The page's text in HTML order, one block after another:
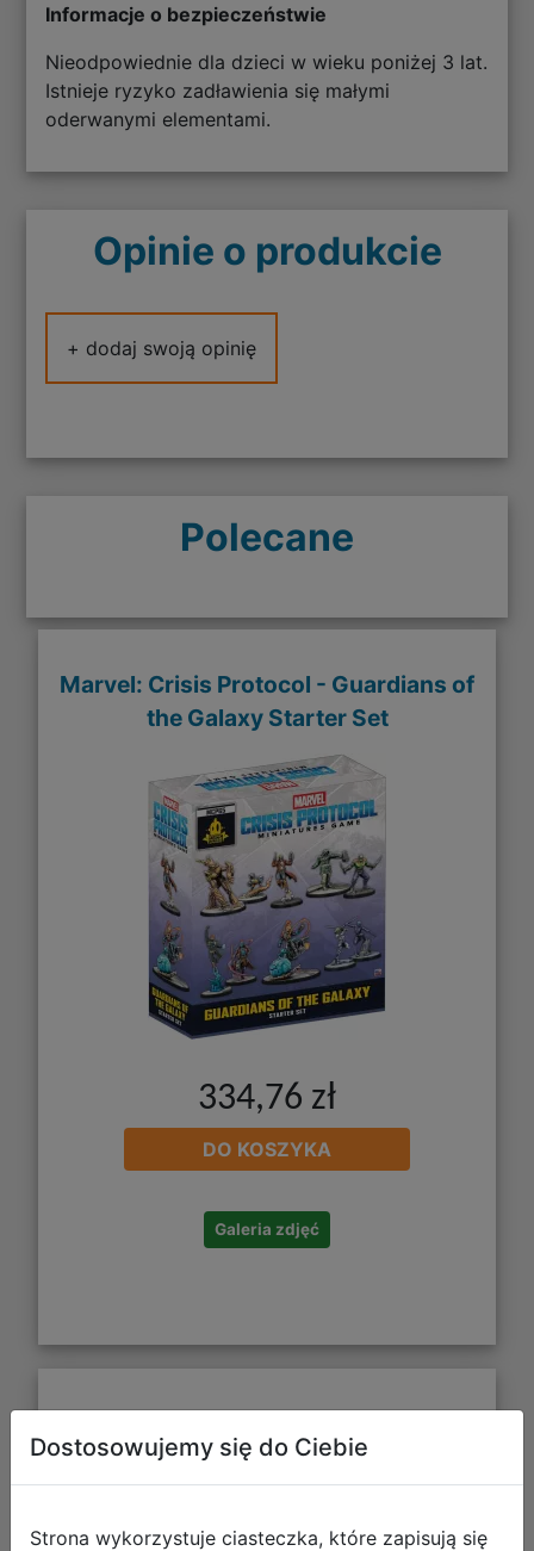
Informacje o bezpieczeństwie
Nieodpowiednie dla dzieci w wieku poniżej 3 lat.
Istnieje ryzyko zadławienia się małymi
oderwanymi elementami.
Opinie o produkcie
+ dodaj swoją opinię
Polecane
Marvel: Crisis Protocol - Guardians of
the Galaxy Starter Set
334,76 zł
DO KOSZYKA
Galeria zdjęć
& Spectrum - Character Pack
Dostosowujemy się do Ciebie
Strona wykorzystuje ciasteczka, które zapisują się